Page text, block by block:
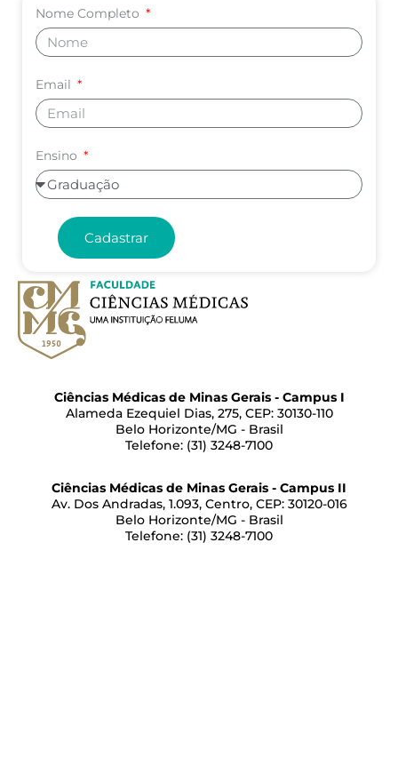
Nome Completo
Email
Ensino
Cadastrar
Ciências Médicas de Minas Gerais - Campus I
Alameda Ezequiel Dias, 275, CEP: 30130-110
Belo Horizonte/MG - Brasil
Telefone: (31) 3248-7100
Ciências Médicas de Minas Gerais - Campus II
Av. Dos Andradas, 1.093, Centro, CEP: 30120-016
Belo Horizonte/MG - Brasil
Telefone: (31) 3248-7100